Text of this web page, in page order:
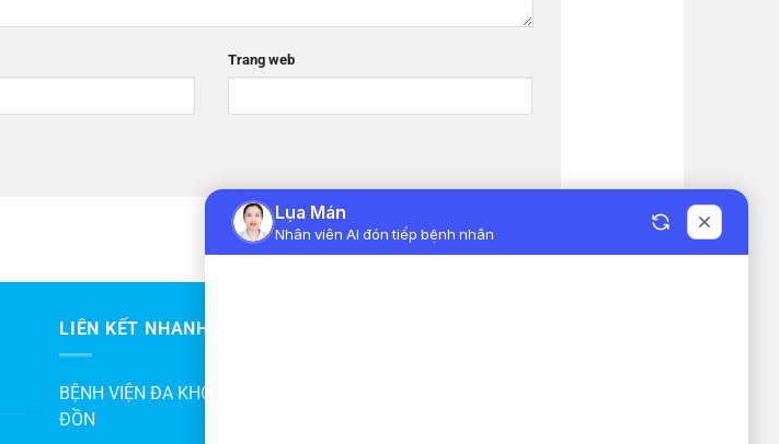
Trang web
LIÊN KẾT NHANH
BỆNH VIỆN ĐA KHOA KHU VỰC VÂN
ĐỒN